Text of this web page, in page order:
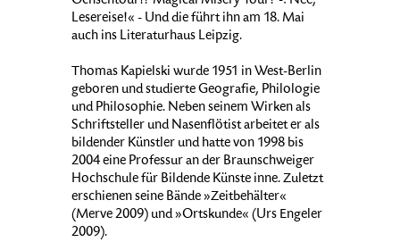
Lesereise!« - Und die führt ihn am 18. Mai
auch ins Literaturhaus Leipzig.
Thomas Kapielski wurde 1951 in West-Berlin
geboren und studierte Geografie, Philologie
und Philosophie. Neben seinem Wirken als
Schriftsteller und Nasenflötist arbeitet er als
bildender Künstler und hatte von 1998 bis
2004 eine Professur an der Braunschweiger
Hochschule für Bildende Künste inne. Zuletzt
erschienen seine Bände »Zeitbehälter«
(Merve 2009) und »Ortskunde« (Urs Engeler
2009).